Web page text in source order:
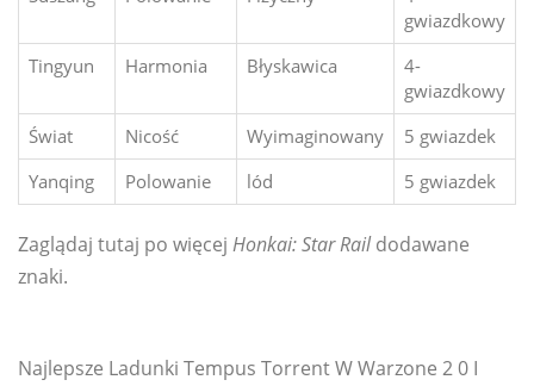
gwiazdkowy
Tingyun
Harmonia Błyskawica
4-
gwiazdkowy
Świat
Nicość Wyimaginowany
5 gwiazdek
Yanqing
Polowanie lód 5 gwiazdek
Zaglądaj tutaj po więcej Honkai: Star Raildodawane
znaki.
Najlepsze Ladunki Tempus Torrent W Warzone 2 0 I